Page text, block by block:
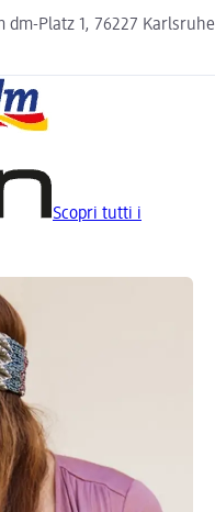
dm-Platz 1, 76227 Karlsruhe
Scopri tutti i